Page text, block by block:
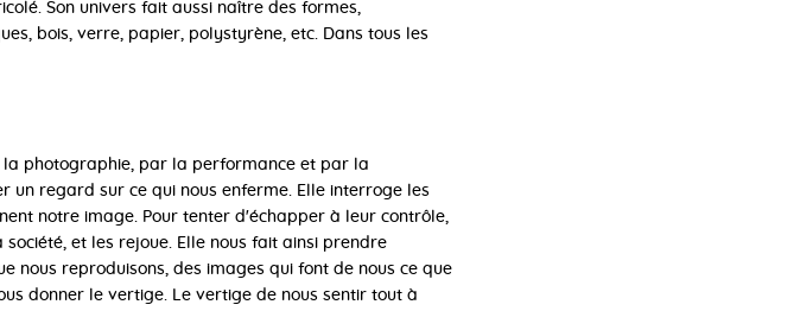
Son univers fait aussi naître des formes,
bois, verre, papier, polystyrène, etc. Dans tous les
la photographie, par la performance et par la
un regard sur ce qui nous enferme. Elle interroge les
notre image. Pour tenter d'échapper à leur contrôle,
et les rejoue. Elle nous fait ainsi prendre
nous reproduisons, des images qui font de nous ce que
donner le vertige. Le vertige de nous sentir tout à